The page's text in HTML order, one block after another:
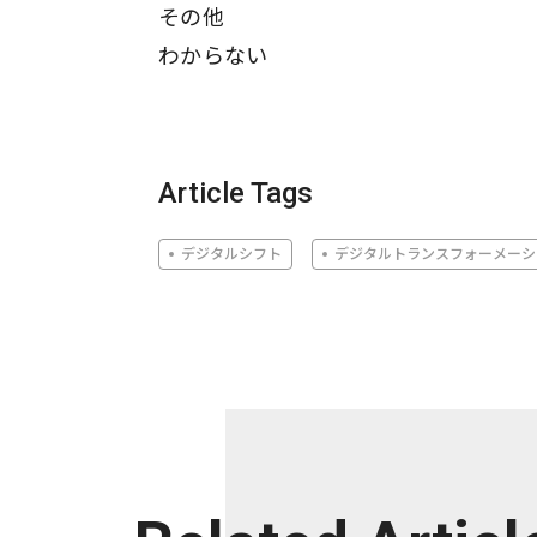
その他
わからない
Article Tags
デジタルシフト デジタルトランスフォーメー